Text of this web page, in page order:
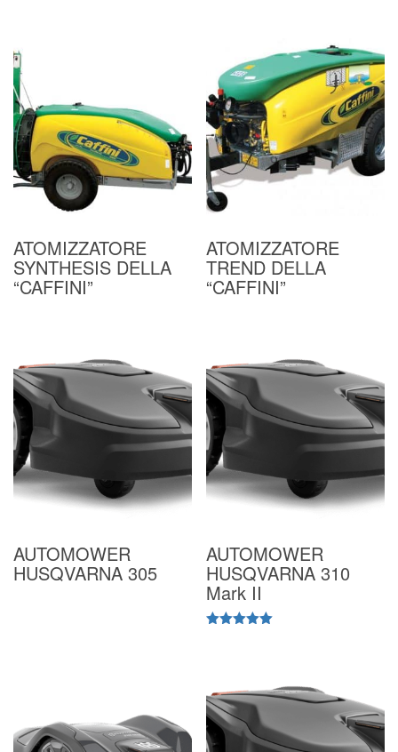
ATOMIZZATORE
SYNTHESIS DELLA
“CAFFINI”
ATOMIZZATORE
TREND DELLA
“CAFFINI”
AUTOMOWER
HUSQVARNA 305
AUTOMOWER
HUSQVARNA 310
Mark II